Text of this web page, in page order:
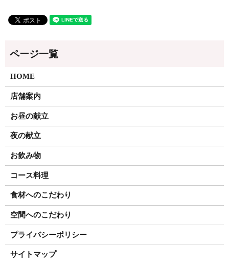
HOME
店舗案内
お昼の献立
夜の献立
お飲み物
コース料理
食材へのこだわり
空間へのこだわり
プライバシーポリシー
サイトマップ